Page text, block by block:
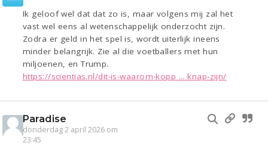
Ik geloof wel dat dat zo is, maar volgens mij zal het
vast wel eens al wetenschappelijk onderzocht zijn.
Zodra er geld in het spel is, wordt uiterlijk ineens
minder belangrijk. Zie al die voetballers met hun
miljoenen, en Trump.
https://scientias.nl/dit-is-waarom-kopp ... knap-zijn/
Paradise
donderdag 2 april 2026 om
23:45